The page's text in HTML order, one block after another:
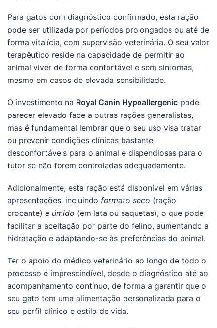
Para gatos com diagnóstico confirmado, esta ração
pode ser utilizada por períodos prolongados ou até de
forma vitalícia, com supervisão veterinária. O seu valor
terapêutico reside na capacidade de permitir ao
animal viver de forma confortável e sem sintomas,
mesmo em casos de elevada sensibilidade.
O investimento na Royal Canin Hypoallergenic pode
parecer elevado face a outras rações generalistas,
mas é fundamental lembrar que o seu uso visa tratar
ou prevenir condições clínicas bastante
desconfortáveis para o animal e dispendiosas para o
tutor se não forem controladas adequadamente.
Adicionalmente, esta ração está disponível em várias
apresentações, incluindo formato seco (ração
crocante) e úmido (em lata ou saquetas), o que pode
facilitar a aceitação por parte do felino, aumentando a
hidratação e adaptando-se às preferências do animal.
Ter o apoio do médico veterinário ao longo de todo o
processo é imprescindível, desde o diagnóstico até ao
acompanhamento contínuo, de forma a garantir que o
seu gato tem uma alimentação personalizada para o
seu perfil clínico e estilo de vida.